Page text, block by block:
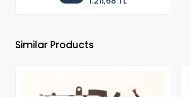
Similar Products